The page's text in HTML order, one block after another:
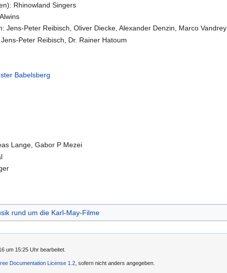
Rhinowland Singers
Jens-Peter Reibisch, Oliver Diecke, Alexander Denzin, Marco Vandrey
Peter Reibisch, Dr. Rainer Hatoum
Babelsberg
Lange, Gabor P Mezei
rund um die Karl-May-Filme
um 15:25 Uhr bearbeitet.
Documentation License 1.2 , sofern nicht anders angegeben.